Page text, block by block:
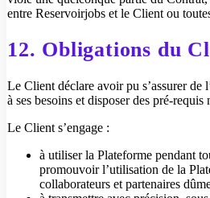
entre Reservoirjobs et le Client ou
12. Obligations du
Le Client déclare avoir pu s’assurer de
à ses besoins et disposer des pré-requis
Le Client s’engage :
à utiliser la Plateforme pendant
promouvoir l’utilisation de la
collaborateurs et partenaires